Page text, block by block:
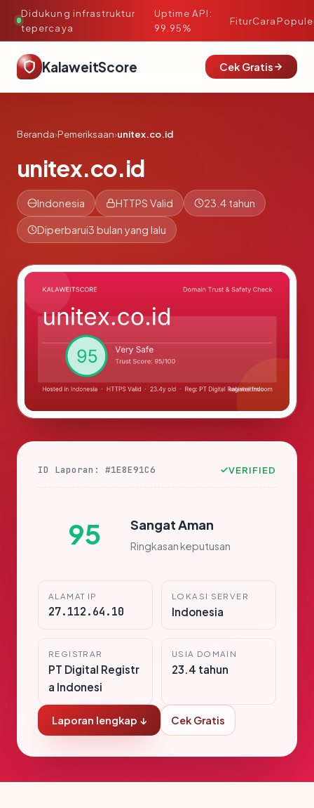
Didukung infrastruktur
tepercaya
·
Uptime API:
99.95%
FiturCara
KalaweitScore Cek Gratis
Beranda›Pemeriksaan›unitex.co.id
unitex.co.id
Indonesia HTTPS Valid 23.4 tahun
Diperbarui3 bulan yang lalu
ID Laporan: #1E8E91C6 VERIFIED
95 Sangat Aman
Ringkasan keputusan
ALAMAT IP
27.112.64.10
LOKASI SERVER
Indonesia
REGISTRAR
PT Digital Registr
a Indonesi
USIA DOMAIN
23.4 tahun
Laporan lengkap ↓ Cek Gratis